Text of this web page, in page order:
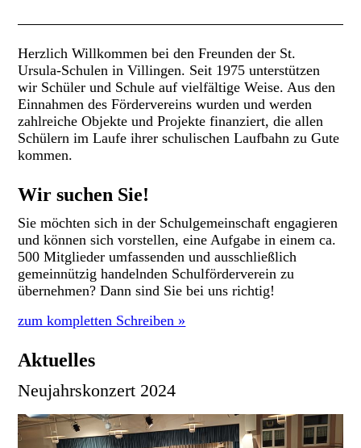
Herzlich Willkommen bei den Freunden der St.
Ursula-Schulen in Villingen. Seit 1975 unterstützen
wir Schüler und Schule auf vielfältige Weise. Aus den
Einnahmen des Fördervereins wurden und werden
zahlreiche Objekte und Projekte finanziert, die allen
Schülern im Laufe ihrer schulischen Laufbahn zu Gute
kommen.
Wir suchen Sie!
Sie möchten sich in der Schulgemeinschaft engagieren
und können sich vorstellen, eine Aufgabe in einem ca.
500 Mitglieder umfassenden und ausschließlich
gemeinnützig handelnden Schulförderverein zu
übernehmen? Dann sind Sie bei uns richtig!
zum kompletten Schreiben »
Aktuelles
Neujahrskonzert 2024